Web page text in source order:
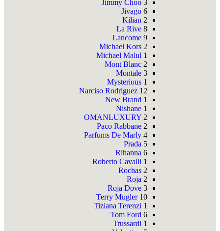
Jimmy Choo 3
Jivago 6
Kilian 2
La Rive 8
Lancome 9
Michael Kors 2
Michael Malul 1
Mont Blanc 2
Montale 3
Mysterious 1
Narciso Rodriguez 12
New Brand 1
Nishane 1
OMANLUXURY 2
Paco Rabbane 2
Parfums De Marly 4
Prada 5
Rihanna 6
Roberto Cavalli 1
Rochas 2
Roja 2
Roja Dove 3
Terry Mugler 10
Tiziana Terenzi 1
Tom Ford 6
Trussardi 1